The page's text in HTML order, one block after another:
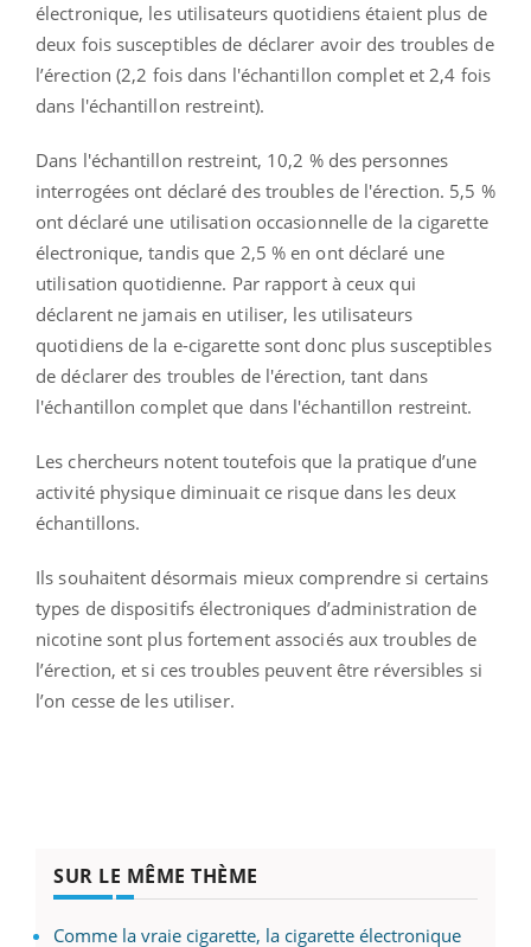
électronique, les utilisateurs quotidiens étaient plus de
deux fois susceptibles de déclarer avoir des troubles de
l’érection (2,2 fois dans l'échantillon complet et 2,4 fois
dans l'échantillon restreint).
Dans l'échantillon restreint, 10,2 % des personnes
interrogées ont déclaré des troubles de l'érection. 5,5 %
ont déclaré une utilisation occasionnelle de la cigarette
électronique, tandis que 2,5 % en ont déclaré une
utilisation quotidienne. Par rapport à ceux qui
déclarent ne jamais en utiliser, les utilisateurs
quotidiens de la e-cigarette sont donc plus susceptibles
de déclarer des troubles de l'érection, tant dans
l'échantillon complet que dans l'échantillon restreint.
Les chercheurs notent toutefois que la pratique d’une
activité physique diminuait ce risque dans les deux
échantillons.
Ils souhaitent désormais mieux comprendre si certains
types de dispositifs électroniques d’administration de
nicotine sont plus fortement associés aux troubles de
l’érection, et si ces troubles peuvent être réversibles si
l’on cesse de les utiliser.
SUR LE MÊME THÈME
Comme la vraie cigarette, la cigarette électronique